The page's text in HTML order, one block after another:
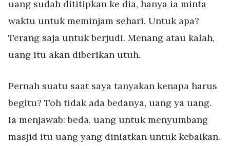
uang sudah dititipkan ke dia, hanya ia minta
waktu untuk meminjam sehari. Untuk apa?
Terang saja untuk berjudi. Menang atau kalah,
uang itu akan diberikan utuh.
Pernah suatu saat saya tanyakan kenapa harus
begitu? Toh tidak ada bedanya, uang ya uang.
Ia menjawab: beda, uang untuk menyumbang
masjid itu uang yang diniatkan untuk kebaikan.